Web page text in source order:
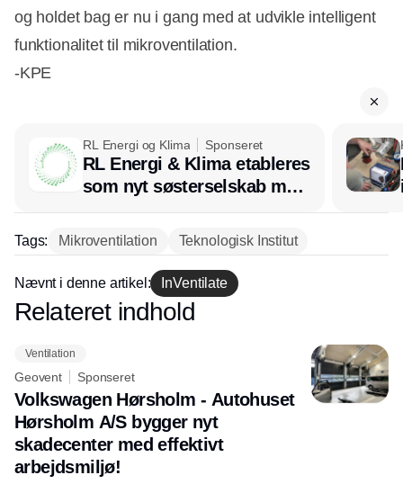
og holdet bag er nu i gang med at udvikle intelligent
funktionalitet til mikroventilation.
-KPE
RL Energi og Klima Sponseret
RL Energi & Klima etableres
som nyt søsterselskab med
afsæt i RL Ventilation
Tags: Mikroventilation Teknologisk Institut
Nævnt i denne artikel: InVentilate
Annonce
Relateret indhold
Ventilation
Geovent Sponseret
Volkswagen Hørsholm - Autohuset
Hørsholm A/S bygger nyt
skadecenter med effektivt
arbejdsmiljø!